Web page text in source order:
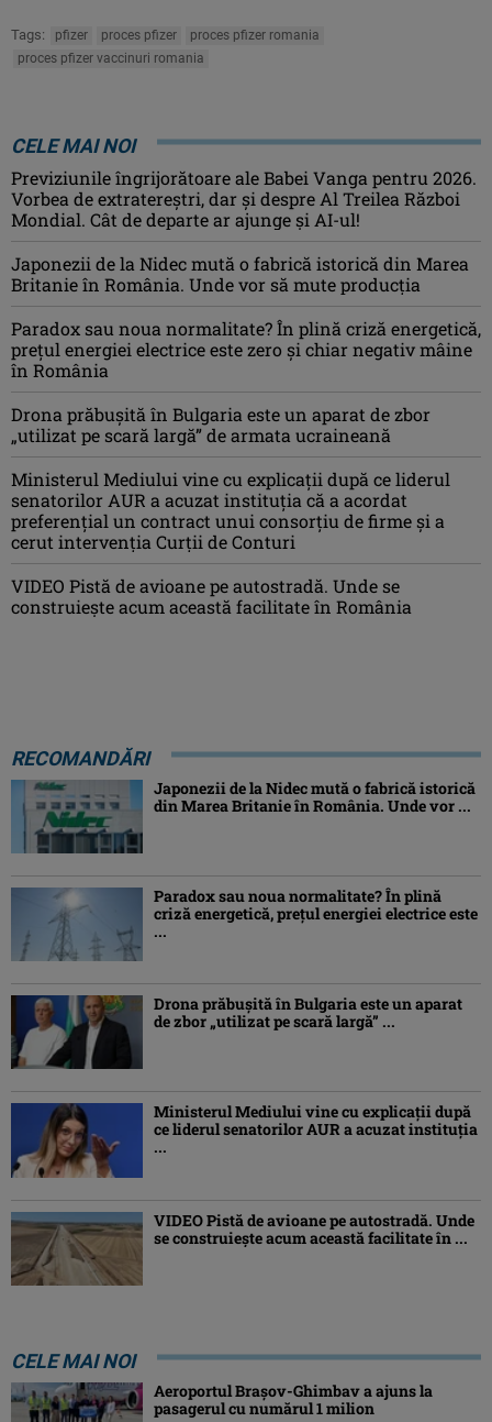
Tags: pfizer proces pfizer
proces pfizer romania
proces pfizer vaccinuri romania
CELE MAI NOI
Previziunile îngrijorătoare ale Babei Vanga pentru 2026.
Vorbea de extratereștri, dar și despre Al Treilea Război
Mondial. Cât de departe ar ajunge și AI-ul!
Japonezii de la Nidec mută o fabrică istorică din Marea
Britanie în România. Unde vor să mute producția
Paradox sau noua normalitate? În plină criză energetică,
prețul energiei electrice este zero și chiar negativ mâine
în România
Drona prăbuşită în Bulgaria este un aparat de zbor
„utilizat pe scară largă” de armata ucraineană
Ministerul Mediului vine cu explicații după ce liderul
senatorilor AUR a acuzat instituția că a acordat
preferențial un contract unui consorțiu de firme și a
cerut intervenția Curții de Conturi
VIDEO Pistă de avioane pe autostradă. Unde se
construiește acum această facilitate în România
RECOMANDĂRI
Japonezii de la Nidec mută o fabrică istorică
din Marea Britanie în România. Unde vor ...
Paradox sau noua normalitate? În plină
criză energetică, prețul energiei electrice este
...
Drona prăbuşită în Bulgaria este un aparat
de zbor „utilizat pe scară largă” ...
Ministerul Mediului vine cu explicații după
ce liderul senatorilor AUR a acuzat instituția
...
VIDEO Pistă de avioane pe autostradă. Unde
se construiește acum această facilitate în ...
CELE MAI NOI
Aeroportul Brașov-Ghimbav a ajuns la
pasagerul cu numărul 1 milion